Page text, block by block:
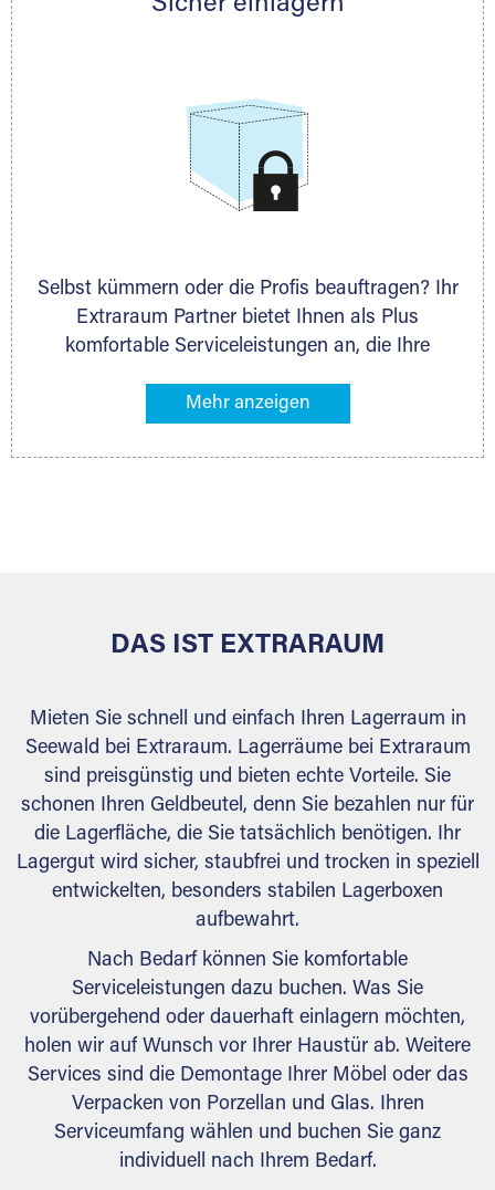
persönlich hinsichtlich Lagervolumen und zu
Selbst kümmern oder die Profis beauftragen? Ihr
Extraraum Partner bietet Ihnen als Plus
komfortable Serviceleistungen an, die Ihre
gehören z. B. Verpackungsservice, Lieferung von
Ihr Lagergut wird bei Ihrem Extraraum Partner
DAS IST EXTRARAUM
Mieten Sie schnell und einfach Ihren Lagerraum in
Seewald bei Extraraum. Lagerräume bei Extraraum
sind preisgünstig und bieten echte Vorteile. Sie
schonen Ihren Geldbeutel, denn Sie bezahlen nur für
die Lagerfläche, die Sie tatsächlich benötigen. Ihr
Lagergut wird sicher, staubfrei und trocken in speziell
entwickelten, besonders stabilen Lagerboxen
aufbewahrt.
Nach Bedarf können Sie komfortable
Serviceleistungen dazu buchen. Was Sie
vorübergehend oder dauerhaft einlagern möchten,
holen wir auf Wunsch vor Ihrer Haustür ab. Weitere
Services sind die Demontage Ihrer Möbel oder das
Verpacken von Porzellan und Glas. Ihren
Serviceumfang wählen und buchen Sie ganz
individuell nach Ihrem Bedarf.